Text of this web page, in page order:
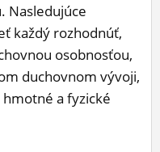
Nasledujúce
každý rozhodnúť,
osobnosťou,
duchovnom vývoji,
hmotné a fyzické